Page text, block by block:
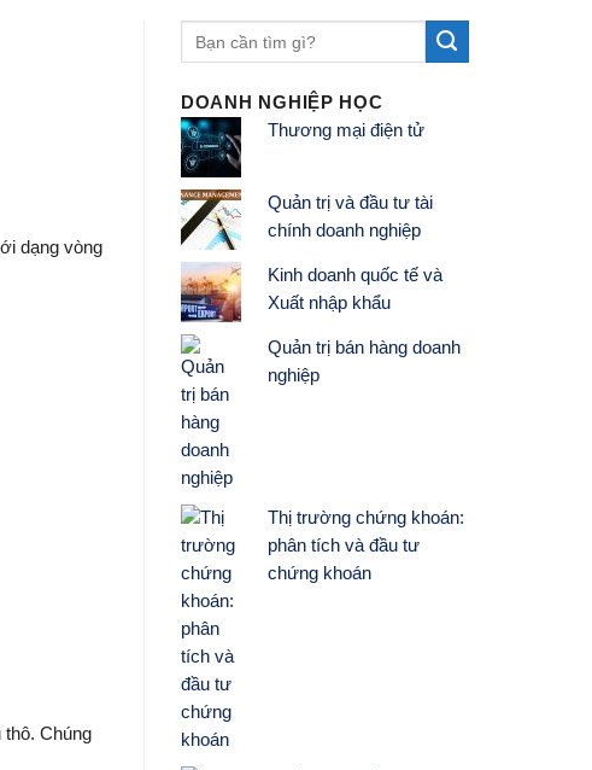
dạng vòng
Chúng
DOANH NGHIỆP HỌC
Thương mại điện tử
Quản trị và đầu tư tài
chính doanh nghiệp
Kinh doanh quốc tế và
Xuất nhập khẩu
Quản trị bán hàng doanh
nghiệp
Thị trường chứng khoán:
phân tích và đầu tư
chứng khoán